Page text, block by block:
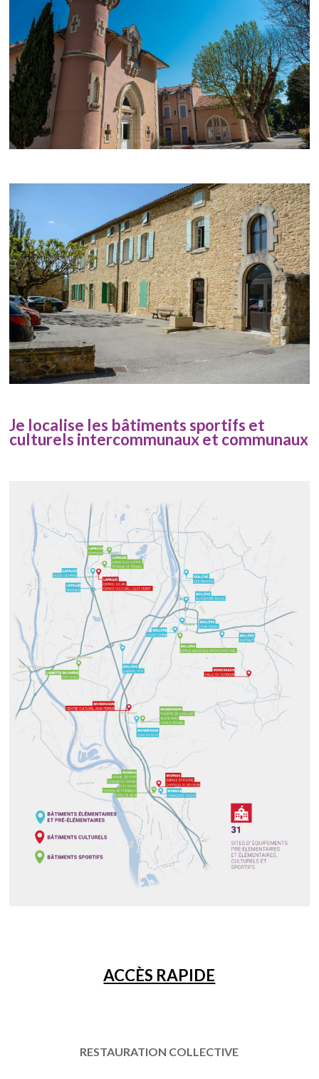
Je localise les bâtiments sportifs et
culturels intercommunaux et communaux
ACCÈS RAPIDE
RESTAURATION COLLECTIVE